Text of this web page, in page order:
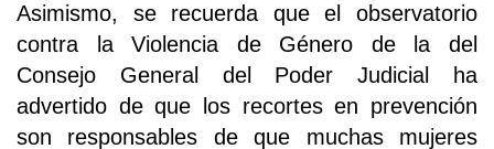
Asimismo, se recuerda que el observatorio
contra la Violencia de Género de la del
Consejo General del Poder Judicial ha
advertido de que los recortes en prevención
son responsables de que muchas mujeres